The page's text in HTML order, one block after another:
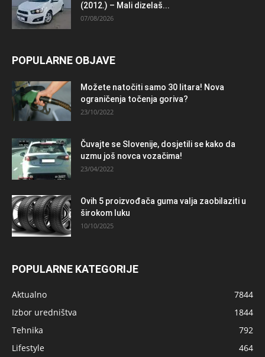
(2012.) – Mali dizelaš...
07/08/2026
POPULARNE OBJAVE
Možete natočiti samo 30 litara! Nova
ograničenja točenja goriva?
23/10/2022
Čuvajte se Slovenije, dosjetili se kako da
uzmu još novca vozačima!
23/04/2022
Ovih 5 proizvođača guma valja zaobilaziti u
širokom luku
10/10/2025
POPULARNE KATEGORIJE
Aktualno
7844
Izbor uredništva
1844
Tehnika
792
Lifestyle
464